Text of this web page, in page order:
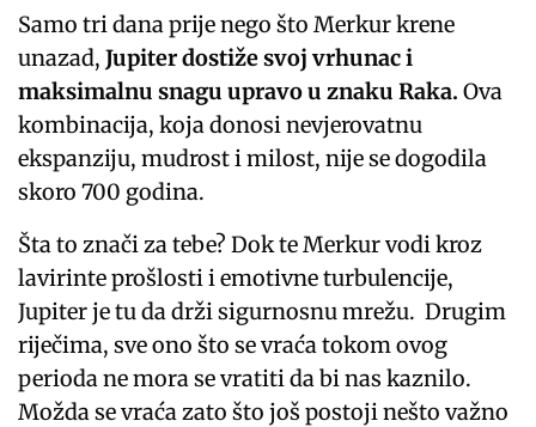
Samo tri dana prije nego što Merkur krene
unazad,Jupiter dostiže svoj vrhunac i
maksimalnu snagu upravo u znaku Raka. Ova
kombinacija, koja donosi nevjerovatnu
ekspanziju, mudrost i milost, nije se dogodila
skoro 700 godina.
Šta to znači za tebe? Dok te Merkur vodi kroz
lavirinte prošlosti i emotivne turbulencije,
Jupiter je tu da drži sigurnosnu mrežu. Drugim
riječima, sve ono što se vraća tokom ovog
perioda ne mora se vratiti da bi nas kaznilo.
Možda se vraća zato što još postoji nešto važno